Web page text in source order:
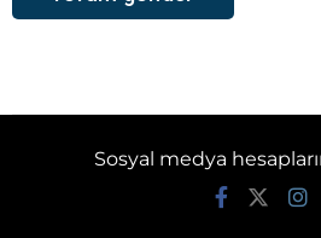
Sosyal medya